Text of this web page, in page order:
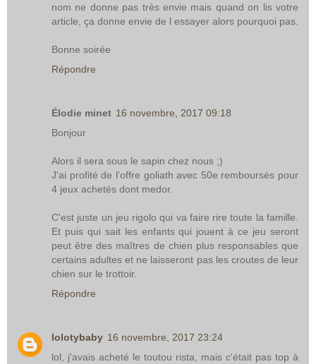
nom ne donne pas très envie mais quand on lis votre
article, ça donne envie de l essayer alors pourquoi pas.
Bonne soirée
Répondre
Élodie minet 16 novembre, 2017 09:18
Bonjour
Alors il sera sous le sapin chez nous ;)
J'ai profité de l'offre goliath avec 50e remboursés pour
4 jeux achetés dont medor.
C'est juste un jeu rigolo qui va faire rire toute la famille.
Et puis qui sait les enfants qui jouent à ce jeu seront
peut être des maîtres de chien plus responsables que
certains adultes et ne laisseront pas les croutes de leur
chien sur le trottoir.
Répondre
lolotybaby 16 novembre, 2017 23:24
lol, j'avais acheté le toutou rista, mais c'était pas top à